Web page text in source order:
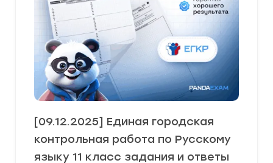
[09.12.2025] Единая городская
контрольная работа по Русскому
языку 11 класс задания и ответы